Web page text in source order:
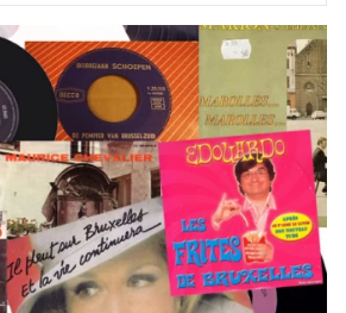
kitschs consacrées à Bruxelles